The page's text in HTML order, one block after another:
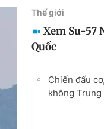
Thế giới
Xem Su-57
Quốc
Chiến đấu
không Trung